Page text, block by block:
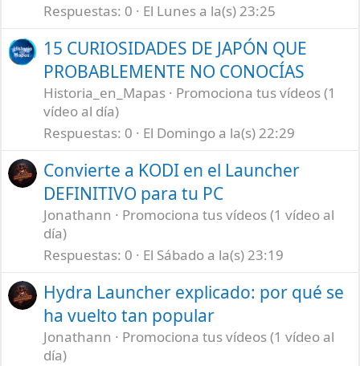
Respuestas 0 El Lunes a la(s) 23:25
15 CURIOSIDADES DE JAPÓN QUE
PROBABLEMENTE NO CONOCÍAS
Historia_en_Mapas
Promociona tus vídeos (1
vídeo al día)
Respuestas 0 El Domingo a la(s) 22:29
Convierte a KODI en el Launcher
DEFINITIVO para tu PC
Jonathann
Promociona tus vídeos (1 vídeo al
día)
Respuestas 0 El Sábado a la(s) 23:19
Hydra Launcher explicado: por qué se
ha vuelto tan popular
Jonathann
Promociona tus vídeos (1 vídeo al
día)